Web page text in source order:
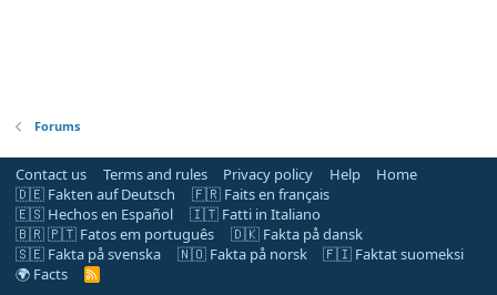
Forums
Contact us Terms and rules Privacy policy Help
Home
🇩🇪 Fakten auf Deutsch
🇫🇷 Faits en français
🇪🇸 Hechos en Español
🇮🇹 Fatti in Italiano
🇧🇷 🇵🇹 Fatos em português
🇩🇰 Fakta på dansk
🇸🇪 Fakta på svenska
🇳🇴 Fakta på norsk
🇫🇮 Faktat suomeksi
🌍 Facts
R